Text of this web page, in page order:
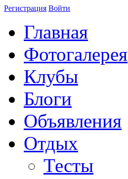
Регистрация Войти
Главная
Фотогалерея
Клубы
Блоги
Объявления
Отдых
Тесты